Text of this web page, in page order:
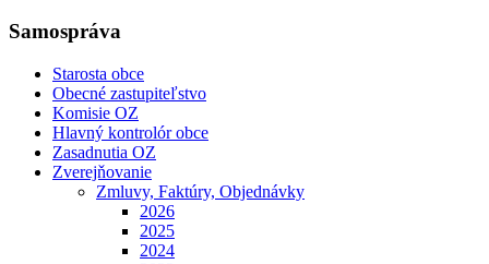
Samospráva
Starosta obce
Obecné zastupiteľstvo
Komisie OZ
Hlavný kontrolór obce
Zasadnutia OZ
Zverejňovanie
Zmluvy, Faktúry, Objednávky
2026
2025
2024